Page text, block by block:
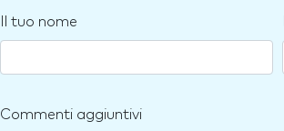
Il tuo nome
Commenti aggiuntivi